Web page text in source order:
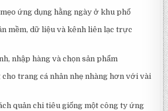
ứng dụng hằng ngày ở khu phố
mềm, dữ liệu và kênh liên lạc trực
nhập hàng và chọn sản phẩm
cho trang cá nhân nhẹ nhàng hơn với vài
quản chi tiêu giống một công ty ứng